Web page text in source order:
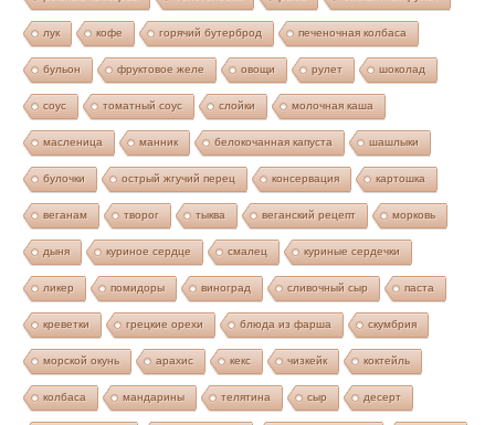
лук кофе горячий бутерброд печеночная колбаса
бульон фруктовое желе овощи рулет шоколад
соус томатный соус слойки молочная каша
масленица манник белокочанная капуста шашлыки
булочки острый жгучий перец консервация картошка
веганам творог тыква веганский рецепт морковь
дыня куриное сердце смалец куриные сердечки
ликер помидоры виноград сливочный сыр паста
креветки грецкие орехи блюда из фарша скумбрия
морской окунь арахис кекс чизкейк коктейль
колбаса мандарины телятина сыр десерт